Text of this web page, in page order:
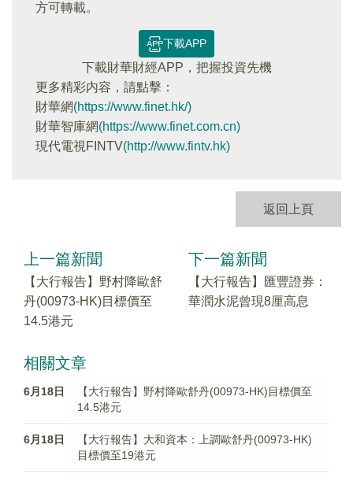
方可轉載。
下載APP
下載財華財經APP，把握投資先機
更多精彩内容，請點擊：
財華網(https://www.finet.hk/)
財華智庫網(https://www.finet.com.cn)
現代電視FINTV(http://www.fintv.hk)
返回上頁
上一篇新聞
【大行報告】野村降歐舒
丹(00973-HK)目標價至
14.5港元
下一篇新聞
【大行報告】匯豐證券：
華潤水泥曾現8厘高息
相關文章
6月18日
【大行報告】野村降歐舒丹(00973-HK)目標價至
14.5港元
6月18日
【大行報告】大和資本：上調歐舒丹(00973-HK)
目標價至19港元